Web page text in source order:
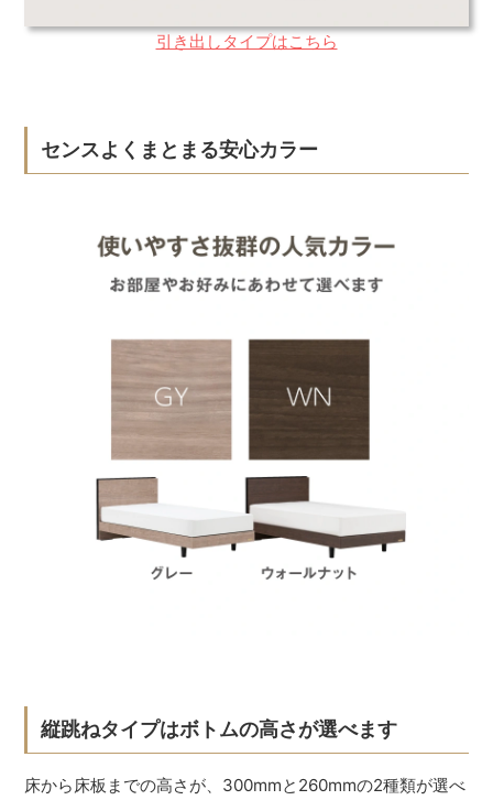
引き出しタイプはこちら
センスよくまとまる安心カラー
縦跳ねタイプはボトムの高さが選べます
床から床板までの高さが、300mmと260mmの2種類が選べ